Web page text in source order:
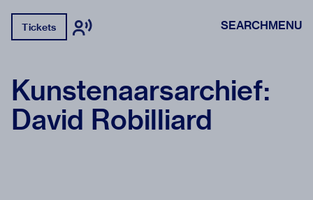
Tickets SEARCHMENU
Kunstenaarsarchief:
David Robilliard